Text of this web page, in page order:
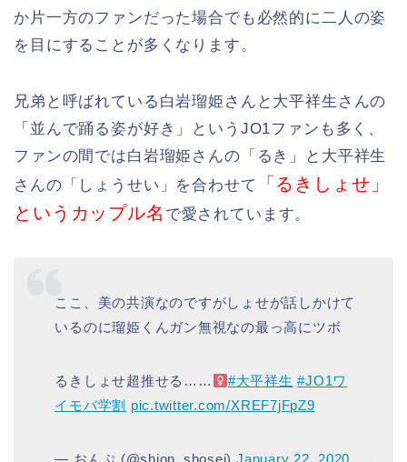
か片一方のファンだった場合でも必然的に二人の姿
を目にすることが多くなります。
兄弟と呼ばれている白岩瑠姫さんと大平祥生さんの
「並んで踊る姿が好き」というJO1ファンも多く、
ファンの間では白岩瑠姫さんの「るき」と大平祥生
さんの「しょうせい」を合わせて
「るきしょせ」
というカップル名 で愛されています。
ここ、美の共演なのですがしょせが話しかけて
いるのに瑠姫くんガン無視なの最っ高にツボ
るきしょせ超推せる……‍ #大平祥生 #JO1ワ
イモバ学割 pic.twitter.com/XREF7jFpZ9